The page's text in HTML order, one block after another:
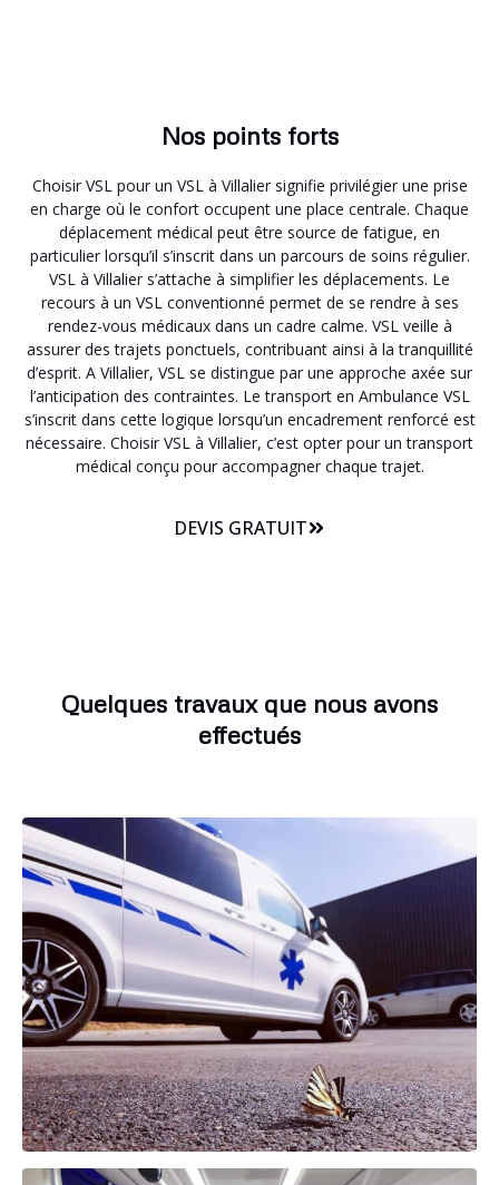
Nos points forts
Choisir VSL pour un VSL à Villalier signifie privilégier une prise
en charge où le confort occupent une place centrale. Chaque
déplacement médical peut être source de fatigue, en
particulier lorsqu’il s’inscrit dans un parcours de soins régulier.
VSL à Villalier s’attache à simplifier les déplacements. Le
recours à un VSL conventionné permet de se rendre à ses
rendez-vous médicaux dans un cadre calme. VSL veille à
assurer des trajets ponctuels, contribuant ainsi à la tranquillité
d’esprit. A Villalier, VSL se distingue par une approche axée sur
l’anticipation des contraintes. Le transport en Ambulance VSL
s’inscrit dans cette logique lorsqu’un encadrement renforcé est
nécessaire. Choisir VSL à Villalier, c’est opter pour un transport
médical conçu pour accompagner chaque trajet.
DEVIS GRATUIT
Quelques travaux que nous avons
effectués